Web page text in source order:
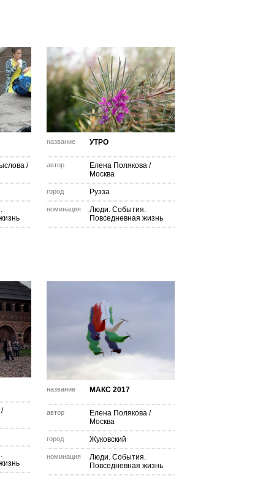
/
название УТРО
автор Елена Полякова /
Москва
город Рузза
номинация
Люди. События.
Повседневная жизнь
/
название МАКС 2017
автор Елена Полякова /
Москва
город Жуковский
номинация
Люди. События.
Повседневная жизнь